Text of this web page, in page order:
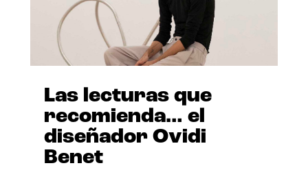
Las lecturas que
recomienda… el
diseñador Ovidi
Benet